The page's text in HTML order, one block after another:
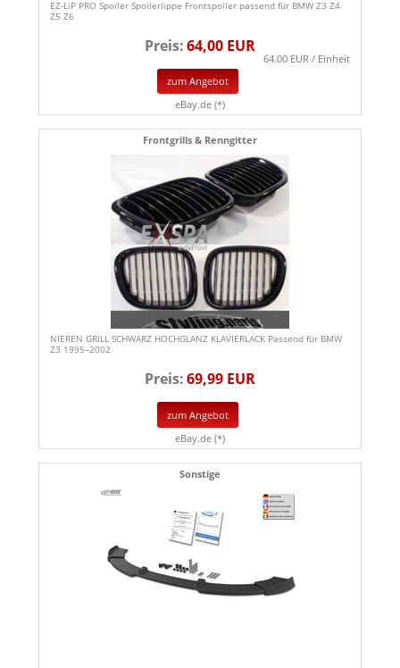
EZ-LiP PRO Spoiler Spoilerlippe Frontspoiler passend für BMW Z3 Z4
Z5 Z6
Preis:64,00 EUR
64.00 EUR / Einheit
zum Angebot
eBay.de (*)
Frontgrills & Renngitter
NIEREN GRILL SCHWARZ HOCHGLANZ KLAVIERLACK Passend für BMW
Z3 1995–2002
Preis:69,99 EUR
zum Angebot
eBay.de (*)
Sonstige